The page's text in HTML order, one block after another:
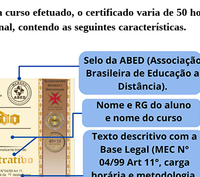
efetuado, o certificado varia de 50
contendo as seguintes características.